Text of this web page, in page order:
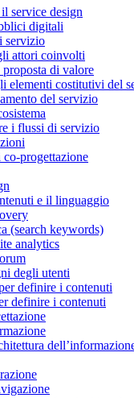
service design
digitali
servizio
attori coinvolti
di valore
elementi costitutivi del
del servizio
i flussi di servizio
progettazione
e il linguaggio
(search keywords)
analytics
degli utenti
definire i contenuti
definire i contenuti